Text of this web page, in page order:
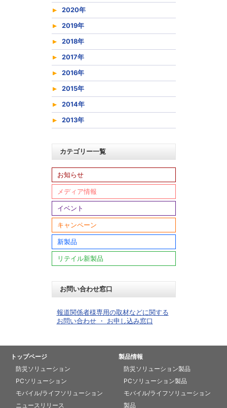
2020年
2019年
2018年
2017年
2016年
2015年
2014年
2013年
カテゴリー一覧
お知らせ
メディア情報
イベント
キャンペーン
新製品
リテイル新製品
お問い合わせ窓口
報道関係者様専用の取材などに関する
お問い合わせ ・ お申し込み窓口
トップページ
防災ソリューション
PCソリューション
モバイル/ライフソリューション
ニュースリリース
製品情報
防災ソリューション製品
PCソリューション製品
モバイル/ライフソリューション
製品